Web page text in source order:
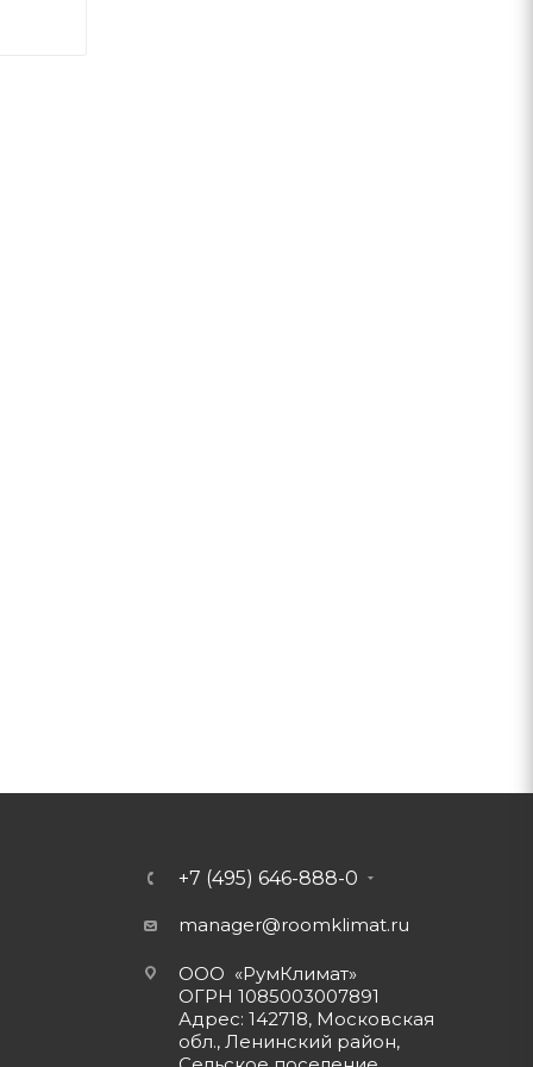
+7 (495) 646-888-0
manager@roomklimat.ru
ООО «РумКлимат»
ОГРН 1085003007891
Адрес: 142718, Московская
обл., Ленинский район,